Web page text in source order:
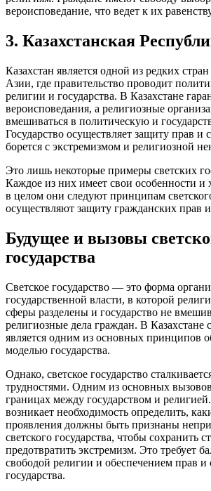
вероисповедание, что ведет к их
3. Казахстанская
Казахстан является одной из редких
Азии, где правительство проводит
религии и государства. В Казахстане
вероисповедания, а религиозные
вмешиваться в политическую и
Государство осуществляет защиту прав и
борется с экстремизмом и религиозной
Это лишь некоторые примеры светских
Каждое из них имеет свои особенности и
в целом они следуют принципам
осуществляют защиту гражданских прав
Будущее и вызовы
государства
Светское государство — это форма
государственной власти, в которой
сферы разделены и государство не
религиозные дела граждан. В Казахстане
является одним из основных принципов
моделью государства.
Однако, светское государство
трудностями. Одним из основных
границах между государством и
возникает необходимость определить,
проявления должны быть признаны
светского государства, чтобы сохранить
предотвратить экстремизм. Это требует
свободой религии и обеспечением прав и
государства.